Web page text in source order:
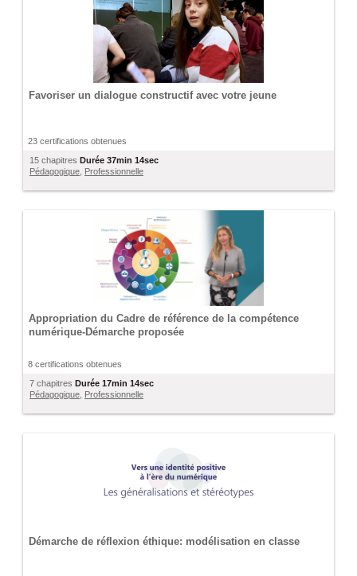
Favoriser un dialogue constructif avec votre jeune
23 certifications obtenues
15 chapitres Durée 37min 14sec
Pédagogique Professionnelle
Appropriation du Cadre de référence de la compétence
numérique-Démarche proposée
8 certifications obtenues
7 chapitres Durée 17min 14sec
Pédagogique Professionnelle
Démarche de réflexion éthique: modélisation en classe